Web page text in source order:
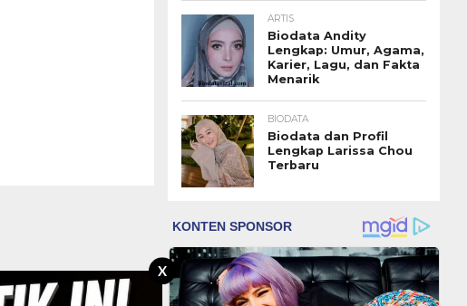
X
ARTIS
Biodata Andity
Lengkap: Umur, Agama,
Karier, Lagu, dan Fakta
Menarik
BIODATA
Biodata dan Profil
Lengkap Larissa Chou
Terbaru